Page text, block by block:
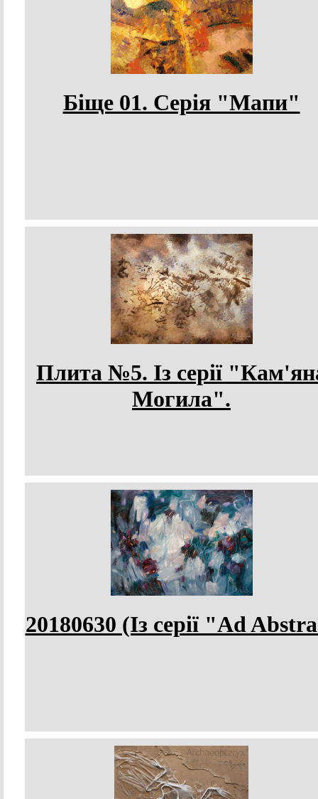
Біще 01. Серія "Мапи"
Плита №5. Із серії
Могила".
20180630 (Із серії "Ad